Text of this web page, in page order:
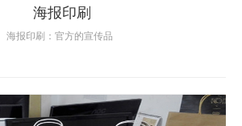
海报印刷
海报印刷：官方的宣传品